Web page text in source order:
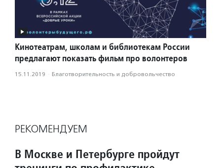
Кинотеатрам, школам и библиотекам России
предлагают показать фильм про волонтеров
15.11.2019 · Благотвори­тель­ность и доброволь­чест­во
РЕКОМЕНДУЕМ
В Москве и Петербурге пройдут